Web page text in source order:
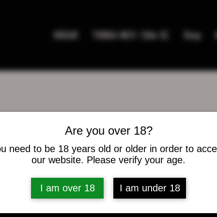
Are you over 18?
need to be 18 years old or older in order to
our website. Please verify your age.
I am over 18 I am under 18
HOGAR TIENDA MC9 / Elite SC Shop
del foro